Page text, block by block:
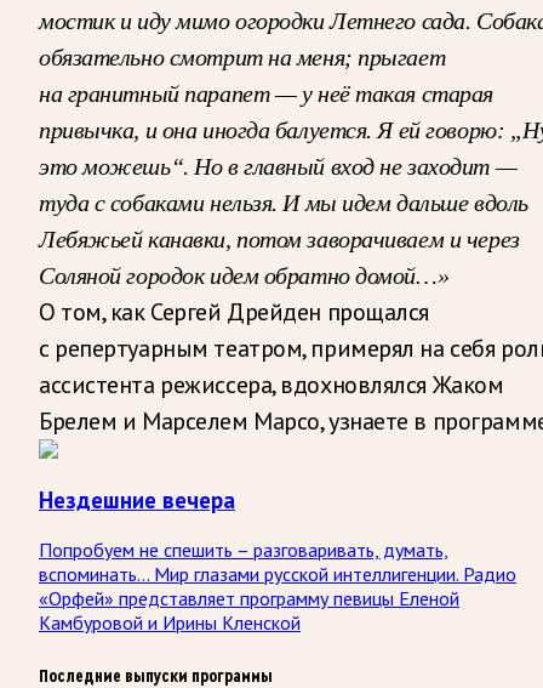
мостик и иду мимо огородки Летнего сада.
обязательно смотрит на меня; прыгает
на гранитный парапет — у неё такая старая
привычка, и она иногда балуется. Я ей говорю:
это можешь“. Но в главный вход не заходит —
туда с собаками нельзя. И мы идем дальше вдоль
Лебяжьей канавки, потом заворачиваем и через
Соляной городок идем обратно домой…»
О том, как Сергей Дрейден прощался
с репертуарным театром, примерял на себя
ассистента режиссера, вдохновлялся Жаком
Брелем и Марселем Марсо, узнаете в
Нездешние вечера
Попробуем не спешить – разговаривать, думать,
вспоминать… Мир глазами русской интеллигенции. Радио
«Орфей» представляет программу певицы Еленой
Камбуровой и Ирины Кленской
Последние выпуски программы